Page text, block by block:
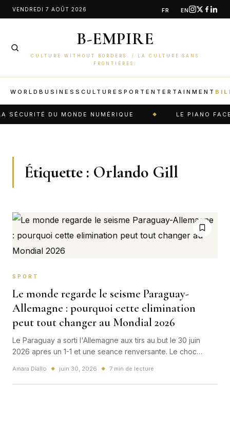
AllerVENDREDI 7 AOÛT 2026 FR EN
B-EMPIRE
CULTURE WITHOUT BORDERS. / LA CULTURE SANS
FRONTIÈRES.
WORLD BUSINESS CULTURE SPORT ENTERTAINMENT
DU MONDE NUMÉRIQUE LE PIANO
Étiquette : Orlando Gill
SPORT
Le monde regarde le seisme Paraguay-
Allemagne : pourquoi cette elimination
peut tout changer au Mondial 2026
Le Paraguay a sorti l'Allemagne aux tirs au but le 30 juin
2026 apres un 1-1 et une seance renversante. Le choc
tableau de la France.
Amara Diallo ◆ juin 30, 2026 ◆ 7 min de lecture